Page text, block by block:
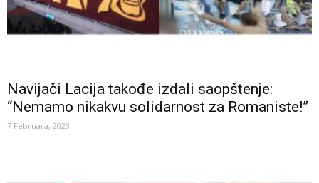
Navijači Lacija takođe izdali saopštenje:
“Nemamo nikakvu solidarnost za Romaniste!”
7 Februara, 2023